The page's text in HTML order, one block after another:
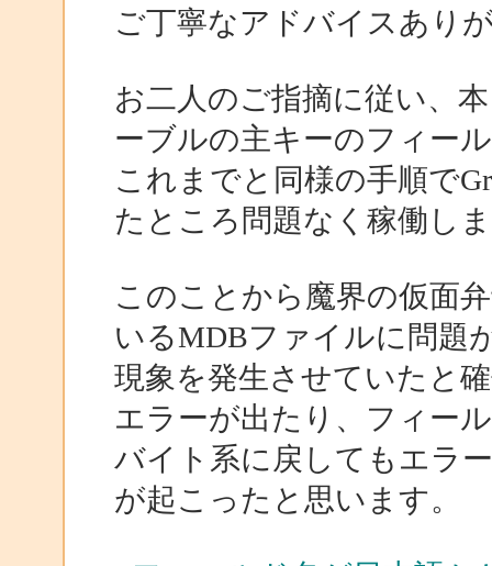
ご丁寧なアドバイスあり
お二人のご指摘に従い、
ーブルの主キーのフィー
これまでと同様の手順で
たところ問題なく稼働し
このことから魔界の仮面
いるMDBファイルに問題
現象を発生させていたと
エラーが出たり、フィー
バイト系に戻してもエラ
が起こったと思います。